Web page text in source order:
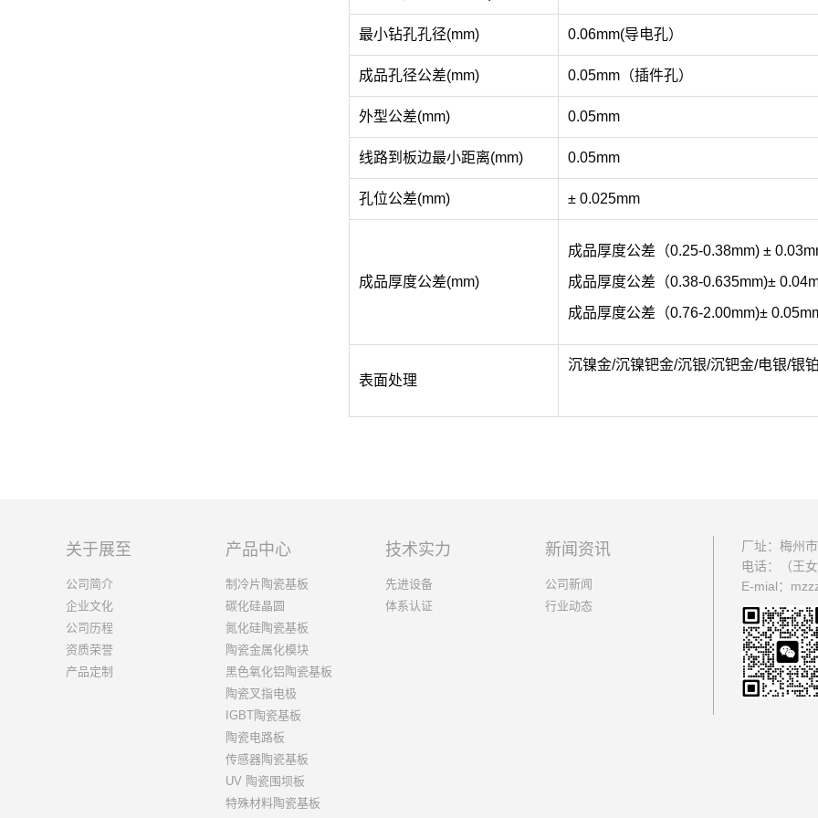
最小钻孔孔径(mm) 0.06mm(导电孔）
成品孔径公差(mm) 0.05mm（插件孔）
外型公差(mm) 0.05mm
线路到板边最小距离(mm) 0.05mm
孔位公差(mm) ± 0.025mm
成品厚度公差(mm)
成品厚度公差（0.25-0.38mm) ±
成品厚度公差（0.38-0.635mm)±
成品厚度公差（0.76-2.00mm)±
表面处理
沉镍金/沉镍钯金/沉银/沉钯金/电银/银
关于展至
公司简介
企业文化
公司历程
资质荣誉
产品定制
产品中心
制冷片陶瓷基板
碳化硅晶圆
氮化硅陶瓷基板
陶瓷金属化模块
黑色氧化铝陶瓷基板
陶瓷叉指电极
IGBT陶瓷基板
陶瓷电路板
传感器陶瓷基板
UV 陶瓷围坝板
特殊材料陶瓷基板
技术实力
先进设备
体系认证
新闻资讯
公司新闻
行业动态
厂址：梅州
电话：（王女
E-mial：